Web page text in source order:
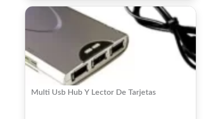
Multi Usb Hub Y Lector De Tarjetas